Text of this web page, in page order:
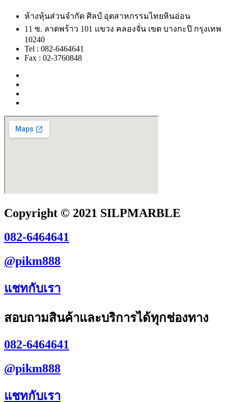
ห้างหุ้นส่วนจำกัด ศิลป์ อุตสาหกรรมไทยหินอ่อน
11 ซ. ลาดพร้าว 101 แขวง คลองจั่น เขต บางกะปิ กรุงเทพ
10240
Tel : 082-6464641
Fax : 02-3760848
Copyright © 2021 SILPMARBLE
082-6464641
@pikm888
แชทกับเรา
สอบถามสินค้าและบริการได้ทุกช่องทาง
082-6464641
@pikm888
แชทกับเรา